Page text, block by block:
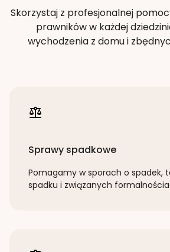
Skorzystaj z profesjonalnej
prawników w każdej
wychodzenia z domu i
Sprawy spadkowe
Pomagamy w sporach o spadek,
spadku i związanych